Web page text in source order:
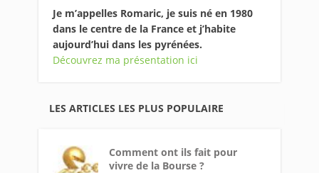
Je m’appelles Romaric, je suis né en 1980
dans le centre de la France et j’habite
aujourd’hui dans les pyrénées.
Découvrez ma présentation ici
LES ARTICLES LES PLUS POPULAIRE
Comment ont ils fait pour
vivre de la Bourse ?